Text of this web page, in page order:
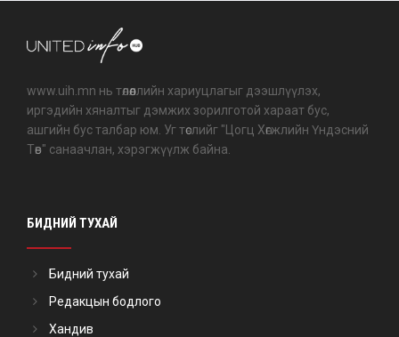
www.uih.mn нь төлөөллийн хариуцлагыг дээшлүүлэх,
иргэдийн хяналтыг дэмжих зорилготой хараат бус,
ашгийн бус талбар юм. Уг төслийг "Цогц Хөгжлийн Үндэсний
Төв" санаачлан, хэрэгжүүлж байна.
БИДНИЙ ТУХАЙ
Бидний тухай
Редакцын бодлого
Хандив